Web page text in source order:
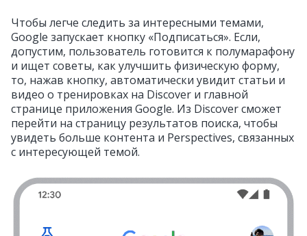
Чтобы легче следить за интересными темами,
Google запускает кнопку «Подписаться». Если,
допустим, пользователь готовится к полумарафону
и ищет советы, как улучшить физическую форму,
то, нажав кнопку, автоматически увидит статьи и
видео о тренировках на Discover и главной
странице приложения Google. Из Discover сможет
перейти на страницу результатов поиска, чтобы
увидеть больше контента и Perspectives, связанных
с интересующей темой.